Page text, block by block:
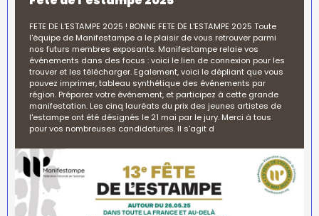
FETE DE L'ESTAMPE 2025 ! BONNE FETE DE L'ESTAMPE 2025 Toute
l'équipe de Manifestampe a le plaisir de vous retrouver parmi
nos futurs membres exposants. Manifestampe relaie vos
événements dans des focus : voici le lien de connexion pour les
trouver et les télécharger. Egalement, voici le dépliant que vous
pouvez imprimer, tableau synthétique des événements par
région. Préparez votre événement, et participez à cette grande
manifestation. Les cinq lauréats du prix des jeunes artistes de
l'estampe ont été désignés le 21 mai par le jury. Merci à tous
pour vos nombreuses candidatures. Il s'agit d